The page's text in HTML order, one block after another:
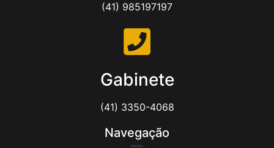
(41) 985197197
Gabinete
(41) 3350-4068
Navegação